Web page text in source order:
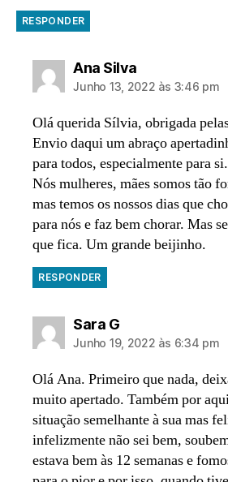
RESPONDER
Ana Silvadiz:
Junho 13, 2022 às 3:46 pm
Olá querida Sílvia, obrigada
Envio daqui um abraço
para todos, especialmente para si.
Nós mulheres, mães somos tão
mas temos os nossos dias que
para nós e faz bem chorar. Mas
que fica. Um grande beijinho.
RESPONDER
Sara Gdiz:
Junho 19, 2022 às 6:34 pm
Olá Ana. Primeiro que nada,
muito apertado. Também por
situação semelhante à sua mas
infelizmente não sei bem,
estava bem às 12 semanas e